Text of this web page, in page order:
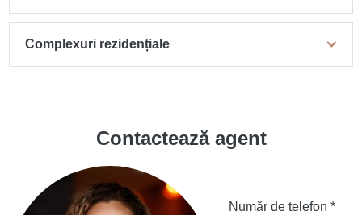
Complexuri rezidențiale
Contactează agent
Număr de telefon *